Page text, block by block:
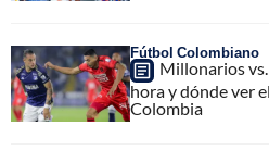
Fútbol Colombiano
Millonarios
hora y dónde ver
Colombia